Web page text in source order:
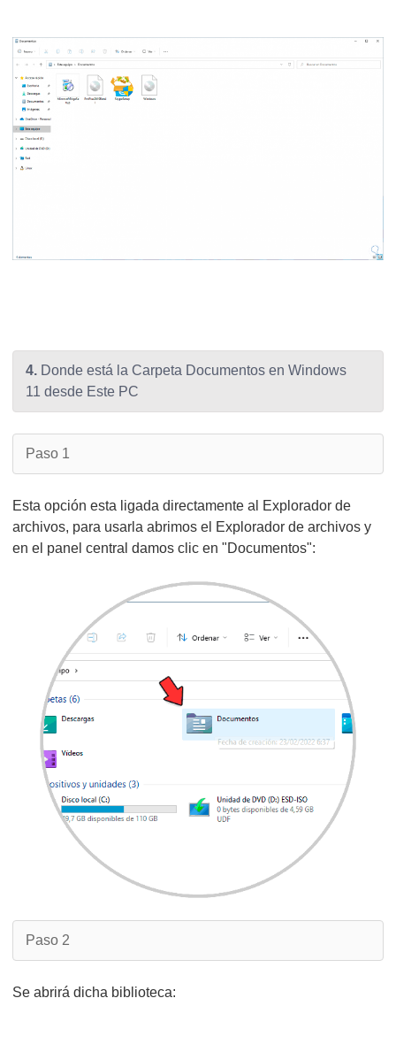
4. Donde está la Carpeta Documentos en Windows
11 desde Este PC
Paso 1
Esta opción esta ligada directamente al Explorador de
archivos, para usarla abrimos el Explorador de archivos y
en el panel central damos clic en "Documentos":
Paso 2
Se abrirá dicha biblioteca: